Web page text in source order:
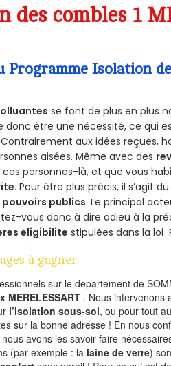
des combles 1
Programme Isolation
se font de plus en plus
donc être une nécessité, ce qui
aux idées reçues,
aisées. Même avec des
personnes-là, et que vous
. Pour être plus précis, il s’agit du
pouvoirs publics. Le principal
vous donc à dire adieu à la
eligibilite stipulées dans la loi
à gagner
sur le departement de
MERELESSART . Nous intervenons
l’isolation sous-sol, ou pour tout
sur la bonne adresse ! En nous
avons les savoir-faire
(par exemple : la laine de verre)